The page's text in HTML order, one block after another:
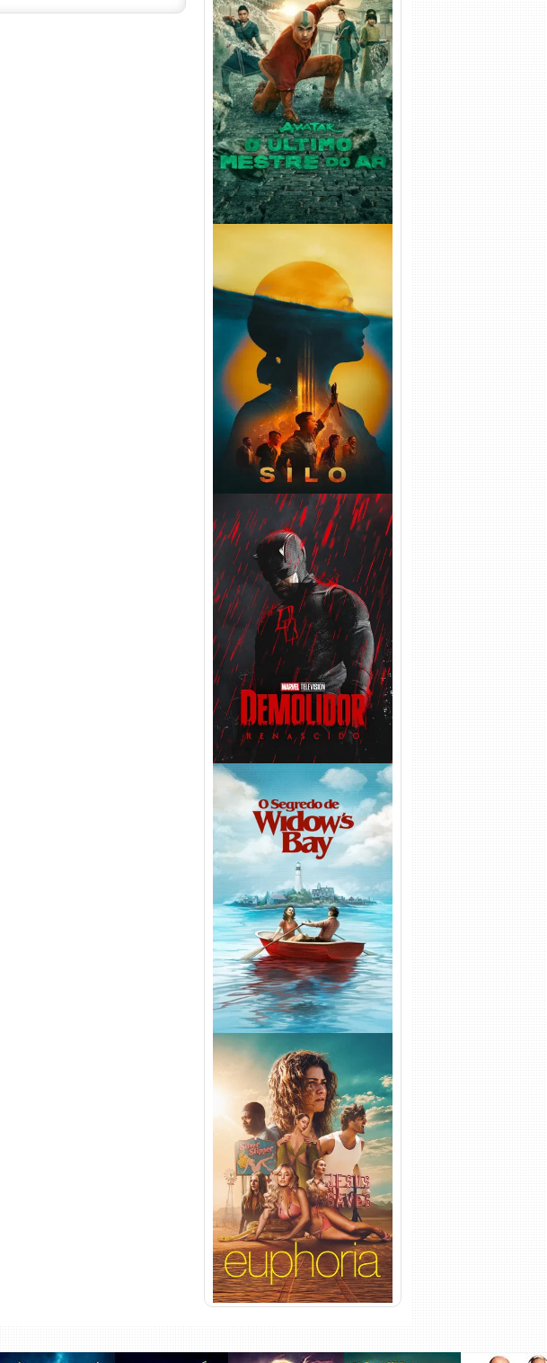
Avatar: O Último Mestre do
Ar 2ª Temporada Torrent
(2026) WEB-DL 1080p Dual
Áudio
Silo 2ª Temporada (2024)
WEB-DL 1080p Dual Áudio
Demolidor: Renascido 2ª
Temporada (2026) WEB-DL
1080p Dual Áudio
O Segredo de Widow’s Bay
1ª Temporada Torrent (2026)
WEB-DL 1080p Dual Áudio
Euphoria 3ª Temporada
Torrent (2026) WEB-DL 1080p
Dual Áudio